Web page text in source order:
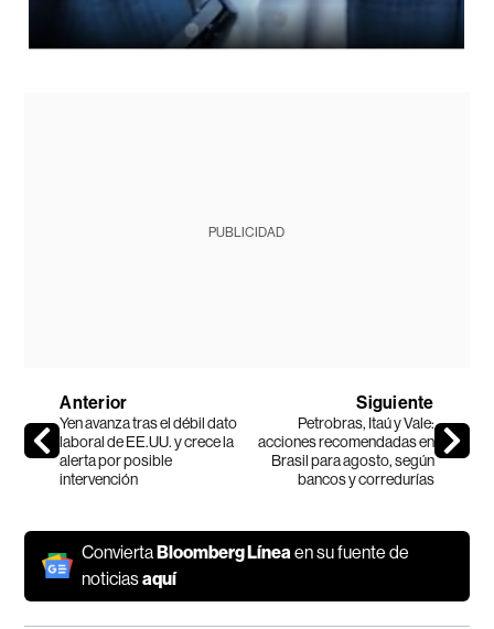
PUBLICIDAD
Anterior
Yen avanza tras el débil dato
laboral de EE.UU. y crece la
alerta por posible
intervención
Siguiente
Petrobras, Itaú y Vale:
acciones recomendadas en
Brasil para agosto, según
bancos y corredurías
ConviertaBloomberg Línea en su fuente de
noticiasaquí